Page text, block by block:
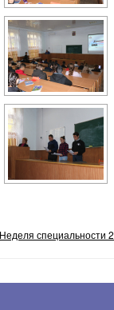
Неделя специальности